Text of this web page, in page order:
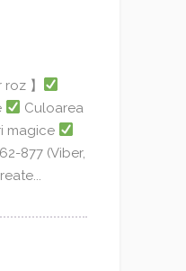
】
Culoarea
magice
877 (Viber,